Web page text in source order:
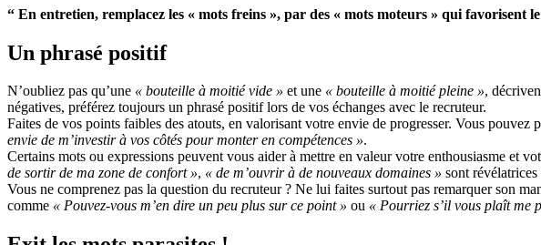
“ En entretien, remplacez les « mots freins », par des « mots moteurs » qui favorisent
Un phrasé positif
N’oubliez pas qu’une « bouteille à moitié vide » et une « bouteille à moitié pleine »,
négatives, préférez toujours un phrasé positif lors de vos échanges avec le recruteur.
Faites de vos points faibles des atouts, en valorisant votre envie de progresser. Vous pouvez
envie de m’investir à vos côtés pour monter en compétences ».
Certains mots ou expressions peuvent vous aider à mettre en valeur votre enthousiasme et
de sortir de ma zone de confort », « de m’ouvrir à de nouveaux domaines » sont
Vous ne comprenez pas la question du recruteur ? Ne lui faites surtout pas remarquer son
comme « Pouvez-vous m’en dire un peu plus sur ce point » ou « Pourriez s’il vous plaît me